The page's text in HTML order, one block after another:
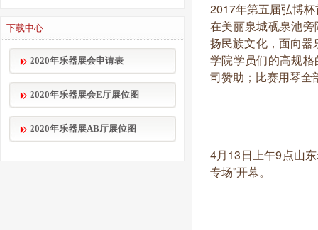
下载中心
2020年乐器展会申请表
2020年乐器展会E厅展位图
2020年乐器展AB厅展位图
2017年第五届弘博
在美丽泉城砚泉池
扬民族文化，面向
学院学员们的高规
司赞助；比赛用琴全
4月13日上午9点山
专场”开幕。